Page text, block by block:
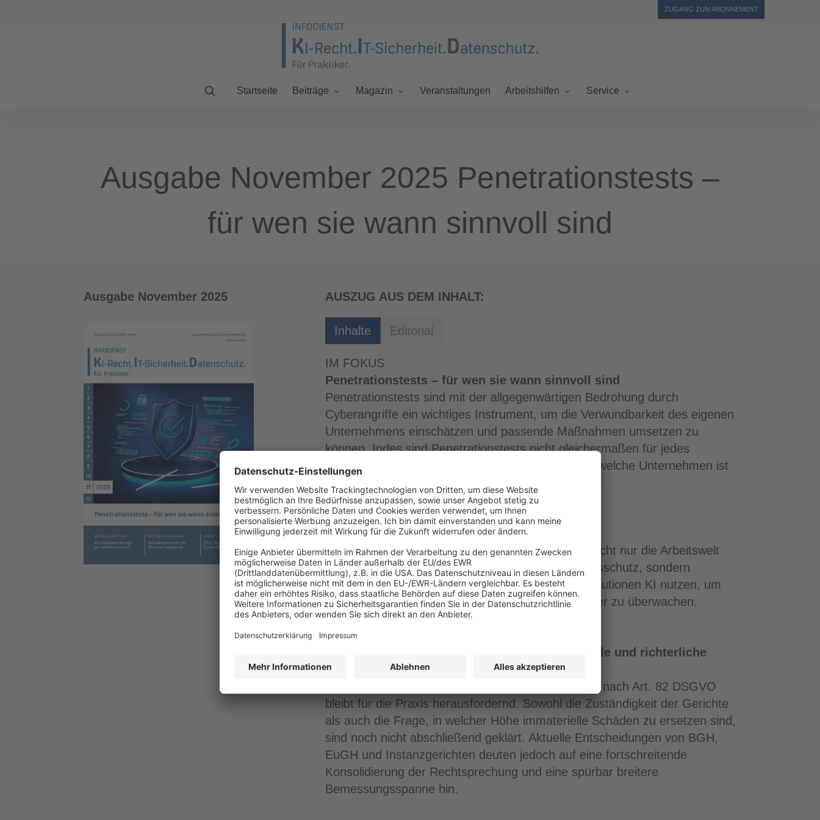
ZUGANG ZUM ABONNEMENT
Startseite Beiträge Magazin Veranstaltungen Arbeitshilfen Service
Ausgabe November 2025 Penetrationstests –
für wen sie wann sinnvoll sind
Ausgabe November 2025 AUSZUG AUS DEM INHALT:
Inhalte Editorial
IM FOKUS
Penetrationstests – für wen sie wann sinnvoll sind
Penetrationstests sind mit der allgegenwärtigen Bedrohung durch
Cyberangriffe ein wichtiges Instrument, um die Verwundbarkeit des eigenen
Unternehmens einschätzen und passende Maßnahmen umsetzen zu
können. Indes sind Penetrationstests nicht gleichermaßen für jedes
Unternehmen uneingeschränkt zu empfehlen. Für welche Unternehmen ist
BERICHT AUS DER PRAXIS
KI als Gamechanger im Arbeitsschutz?
Der Einsatz künstlicher Intelligenz (KI) verändert nicht nur die Arbeitswelt
und stellt damit neue Anforderungen an den Arbeitsschutz, sondern
gleichzeitig können Betriebe und Arbeitsschutzinstitutionen KI nutzen, um
Arbeitsschutz wirksamer zu gestalten und effizienter zu überwachen.
RECHTSPRECHUNG AKTUELL
Schadensersatz im Datenschutzrecht: Praxisfälle und richterliche
Entscheidungen
Die Durchsetzung von Schadensersatzansprüchen nach Art. 82 DSGVO
bleibt für die Praxis herausfordernd. Sowohl die Zuständigkeit der Gerichte
als auch die Frage, in welcher Höhe immaterielle Schäden zu ersetzen sind,
sind noch nicht abschließend geklärt. Aktuelle Entscheidungen von BGH,
EuGH und Instanzgerichten deuten jedoch auf eine fortschreitende
Konsolidierung der Rechtsprechung und eine spürbar breitere
Bemessungsspanne hin.